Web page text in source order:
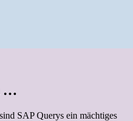
…
SAP Querys ein mächtiges